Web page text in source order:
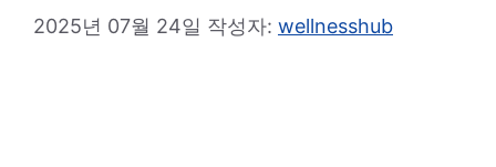
2025년 07월 24일 작성자: wellnesshub